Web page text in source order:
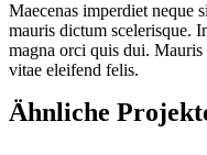
Maecenas imperdiet neque
mauris dictum scelerisque.
magna orci quis dui. Mauris
vitae eleifend felis.
Ähnliche